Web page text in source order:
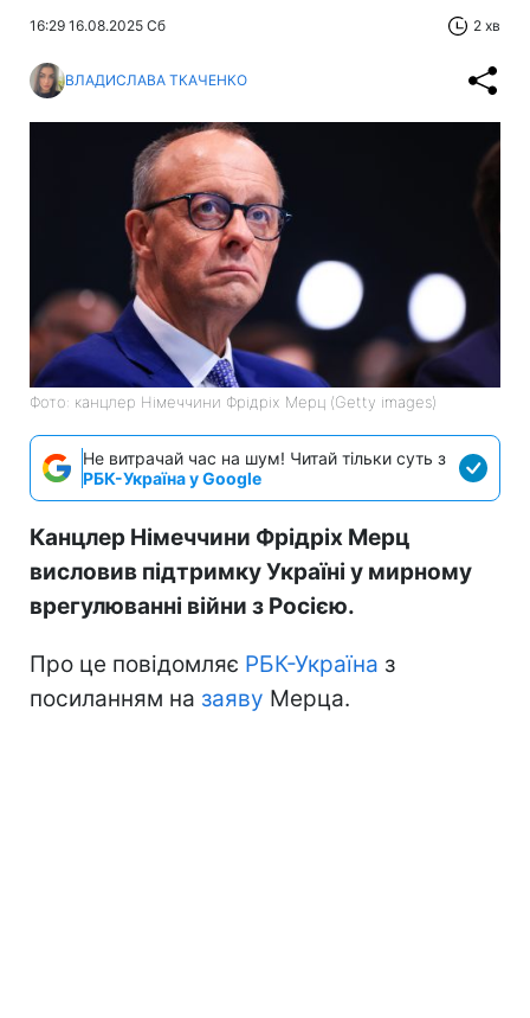
16:29 16.08.2025 Сб 2 хв
ВЛАДИСЛАВА ТКАЧЕНКО
Фото: канцлер Німеччини Фрідріх Мерц (Getty images)
Не витрачай час на шум! Читай тільки суть з
РБК-Україна у Google
Канцлер Німеччини Фрідріх Мерц
висловив підтримку Україні у мирному
врегулюванні війни з Росією.
Про це повідомляє РБК-Україна з
посиланням на заяву Мерца.